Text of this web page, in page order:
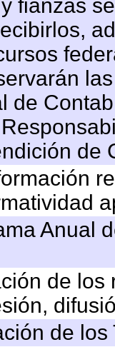
fianzas
de
de
Anual
de
de